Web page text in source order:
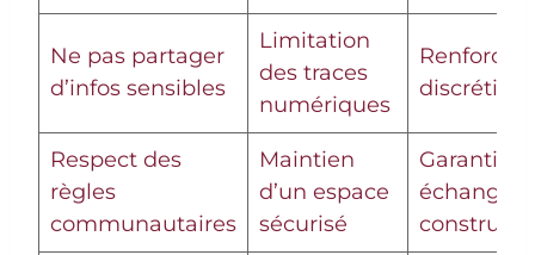
Ne pas partager
d’infos sensibles
Limitation
des traces
numériques
Renforce
discrétion
Respect des
règles
communautaires
Maintien
d’un espace
sécurisé
Garantit
échange
constructif